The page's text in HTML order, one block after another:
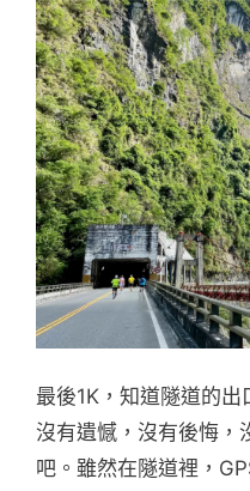
最後1K，知道隧道的出
沒有遺憾，沒有後悔，
吧。雖然在隧道裡，